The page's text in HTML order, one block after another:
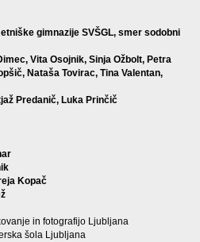
gimnazije SVŠGL, smer sodobni
Vita Osojnik, Sinja Ožbolt, Petra
Nataša Tovirac, Tina Valentan,
Predanič, Luka Prinčič
Kopač
in fotografijo Ljubljana
šola Ljubljana